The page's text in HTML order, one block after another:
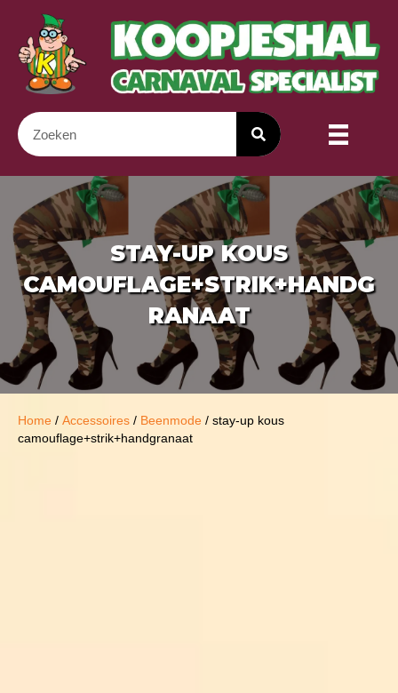
STAY-UP KOUS
CAMOUFLAGE+STRIK+HANDG
RANAAT
Home / Accessoires / Beenmode / stay-up kous
camouflage+strik+handgranaat